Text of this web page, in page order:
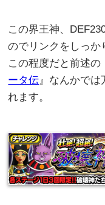
この界王神、
のでリンクをしっか
この程度だと前述の
ータ伝』なんかでは
れます。